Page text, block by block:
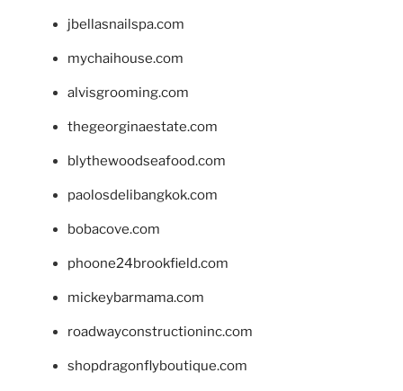
jbellasnailspa.com
mychaihouse.com
alvisgrooming.com
thegeorginaestate.com
blythewoodseafood.com
paolosdelibangkok.com
bobacove.com
phoone24brookfield.com
mickeybarmama.com
roadwayconstructioninc.com
shopdragonflyboutique.com